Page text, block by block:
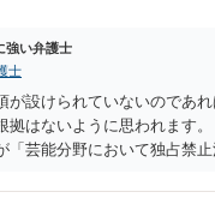
強い弁護士
士
が設けられていないのであ
拠はないように思われます
「芸能分野において独占禁
義務を課し，⼜は移籍・独